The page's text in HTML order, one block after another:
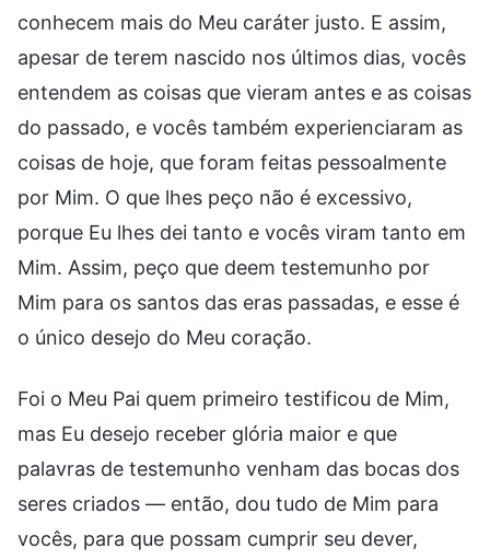
conhecem mais do Meu caráter justo. E assim,
apesar de terem nascido nos últimos dias, vocês
entendem as coisas que vieram antes e as coisas
do passado, e vocês também experienciaram as
coisas de hoje, que foram feitas pessoalmente
por Mim. O que lhes peço não é excessivo,
porque Eu lhes dei tanto e vocês viram tanto em
Mim. Assim, peço que deem testemunho por
Mim para os santos das eras passadas, e esse é
o único desejo do Meu coração.
Foi o Meu Pai quem primeiro testificou de Mim,
mas Eu desejo receber glória maior e que
palavras de testemunho venham das bocas dos
seres criados — então, dou tudo de Mim para
vocês, para que possam cumprir seu dever,